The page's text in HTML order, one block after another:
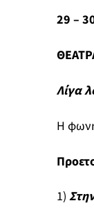
29 –
Λίγα
Η
1)